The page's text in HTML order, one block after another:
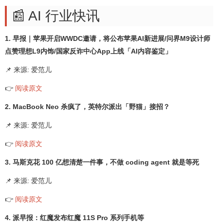
📰 AI 行业快讯
1. 早报｜苹果开启WWDC邀请，将公布苹果AI新进展/问界M9设计师
点赞理想L9内饰/国家反诈中心App上线「AI内容鉴定」
📌 来源: 爱范儿
👉 阅读原文
2. MacBook Neo 杀疯了，英特尔派出「野猫」接招？
📌 来源: 爱范儿
👉 阅读原文
3. 马斯克花 100 亿想清楚一件事，不做 coding agent 就是等死
📌 来源: 爱范儿
👉 阅读原文
4. 派早报：红魔发布红魔 11S Pro 系列手机等